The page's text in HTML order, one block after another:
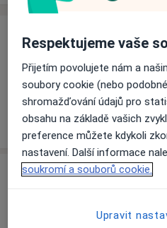
Ceník
Informace o službách a
Tento specialista ještě
svých
Adresa
Samostatné
Jiřího Wolkera 503,
Respektujeme vaše
Přijetím povolujete nám a
soubory cookie (nebo
shromažďování údajů pro
obsahu na základě vašich
preference můžete kdykoli
nastavení. Další informace
soukromí a souborů cookie.
Upravit